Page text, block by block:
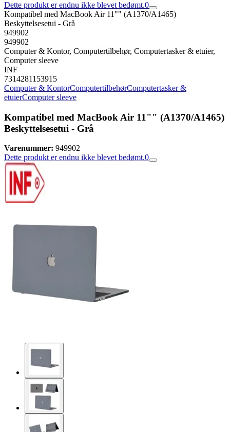
Dette produkt er endnu ikke blevet bedømt.0
Kompatibel med MacBook Air 11"" (A1370/A1465)
Beskyttelsesetui - Grå
949902
949902
Computer & Kontor, Computertilbehør, Computertasker & etuier,
Computer sleeve
INF
7314281153915
Computer & KontorComputertilbehørComputertasker &
etuierComputer sleeve
Kompatibel med MacBook Air 11"" (A1370/A1465)
Beskyttelsesetui - Grå
Varenummer: 949902
Dette produkt er endnu ikke blevet bedømt.0